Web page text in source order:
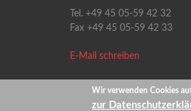
Tel. +49 45 05-59 42 32
Fax +49 45 05-59 42 33
E-Mail schreiben
zu unserer Facebook-Seite
Wir verwenden Cookies
zur